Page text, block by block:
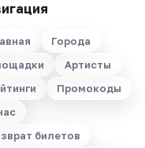
Города
Артисты
Промокоды
билетов